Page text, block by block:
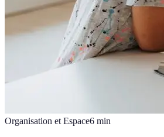
Organisation et Espace6 min